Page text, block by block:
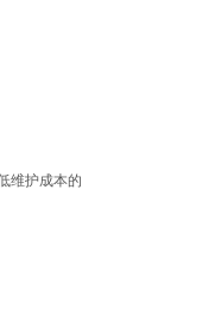
维护成本的